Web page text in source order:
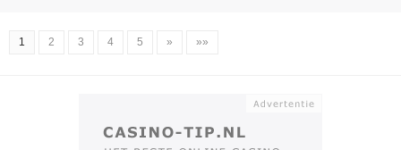
1 2 3 4 5 » »»